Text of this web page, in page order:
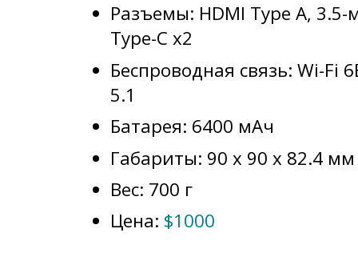
Разъемы: HDMI Type A,
Type-C x2
Беспроводная связь: Wi-Fi
5.1
Батарея: 6400 мАч
Габариты: 90 x 90 x 82.4 мм
Вес: 700 г
Цена: $1000